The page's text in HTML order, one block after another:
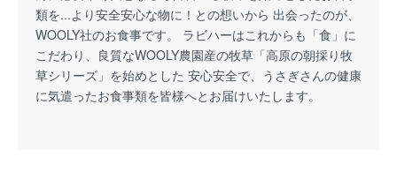
類を...より安全安心な物に！との想いから 出会ったのが、
WOOLY社のお食事です。 ラビハーはこれからも「食」に
こだわり、良質なWOOLY農園産の牧草「高原の朝採り牧
草シリーズ」を始めとした 安心安全で、うさぎさんの健康
に気遣ったお食事類を皆様へとお届けいたします。